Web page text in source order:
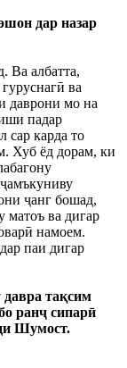
дар назар
Ва албатта,
ва
даврони мо на
падар
сар карда то
Хуб ёд дорам, ки
ҷанг бошад,
матоъ ва дигар
намоем.
паи дигар
тақсим
ранҷ сипарӣ
Шумост.